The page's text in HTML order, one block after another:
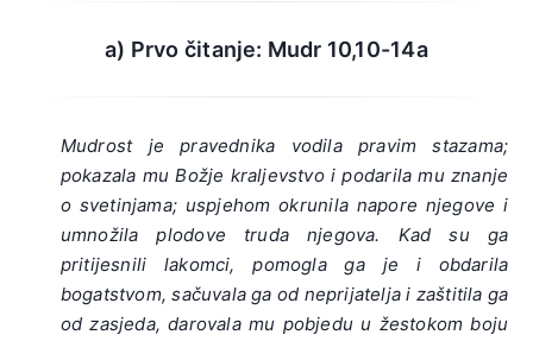
a) Prvo čitanje: Mudr 10,10-14a
Mudrost je pravednika vodila pravim stazama;
pokazala mu Božje kraljevstvo i podarila mu znanje
o svetinjama; uspjehom okrunila napore njegove i
umnožila plodove truda njegova. Kad su ga
pritijesnili lakomci, pomogla ga je i obdarila
bogatstvom, sačuvala ga od neprijatelja i zaštitila ga
od zasjeda, darovala mu pobjedu u žestokom boju